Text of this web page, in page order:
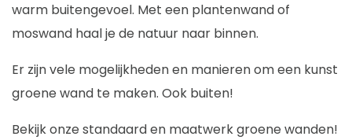
warm buitengevoel. Met een plantenwand of
moswand haal je de natuur naar binnen.
Er zijn vele mogelijkheden en manieren om een kunst
groene wand te maken. Ook buiten!
Bekijk onze standaard en maatwerk groene wanden!